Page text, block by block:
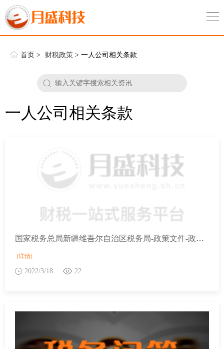
首页 > 财税政策 > 一人公司相关条款
一人公司相关条款
国家税务总局新疆维吾尔自治区税务局-政策文件-政策解读-2021年度个税汇算预约办税操作流程
[详情]
2022/3/18 22